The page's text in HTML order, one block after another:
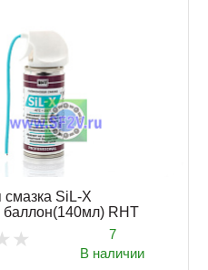
SiL-X
баллон(140мл) RHT
7
В наличии